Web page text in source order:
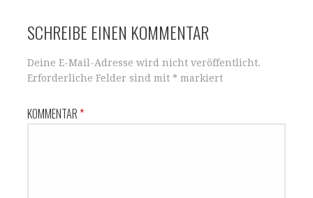
SCHREIBE EINEN KOMMENTAR
Deine E-Mail-Adresse wird nicht veröffentlicht.
Erforderliche Felder sind mit * markiert
KOMMENTAR*